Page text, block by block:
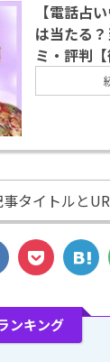
【電話占
は当たる
ミ・評判【
事タイトルと
ンキング